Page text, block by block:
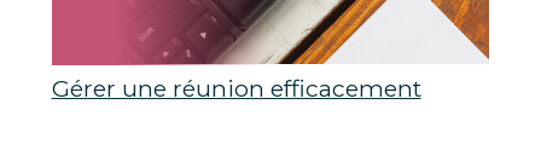
Gérer une réunion efficacement